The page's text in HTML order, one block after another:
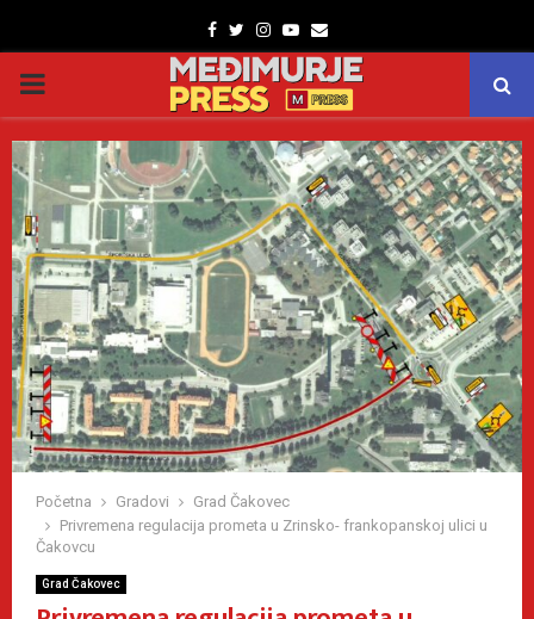
Facebook
TwitterInstagram
Youtube
Email
PRIMARY
MENU
Početna Gradovi
Grad Čakovec
Privremena regulacija prometa u Zrinsko- frankopanskoj ulici u
Čakovcu
Grad Čakovec